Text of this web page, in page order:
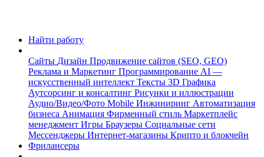
Найти работу
Сайты Дизайн Продвижение сайтов (SEO, GEO)
Реклама и Маркетинг Программирование AI —
искусственный интеллект Тексты 3D Графика
Аутсорсинг и консалтинг Рисунки и иллюстрации
Аудио/Видео/Фото Mobile Инжиниринг Автоматизация
бизнеса Анимация Фирменный стиль Маркетплейс
менеджмент Игры Браузеры Социальные сети
Мессенджеры Интернет-магазины Крипто и блокчейн
Фрилансеры